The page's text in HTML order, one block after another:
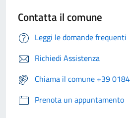
Contatta il comune
Leggi le domande frequenti
Richiedi Assistenza
Chiama il comune +39
Prenota un appuntamento